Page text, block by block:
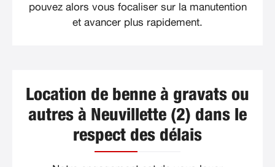
pouvez alors vous focaliser sur la manutention
et avancer plus rapidement.
Location de benne à gravats ou
autres à Neuvillette (2) dans le
respect des délais